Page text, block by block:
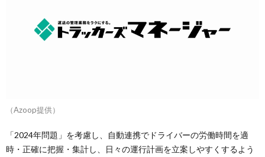
（Azoop提供）
「2024年問題」を考慮し、自動連携でドライバーの労働時間を適
時・正確に把握・集計し、日々の運行計画を立案しやすくするよう